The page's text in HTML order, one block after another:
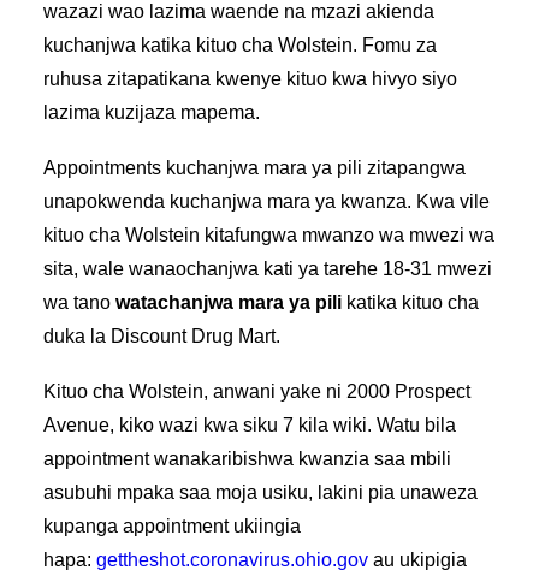
wazazi wao lazima waende na mzazi akienda
kuchanjwa katika kituo cha Wolstein. Fomu za
ruhusa zitapatikana kwenye kituo kwa hivyo siyo
lazima kuzijaza mapema.
Appointments kuchanjwa mara ya pili zitapangwa
unapokwenda kuchanjwa mara ya kwanza. Kwa vile
kituo cha Wolstein kitafungwa mwanzo wa mwezi wa
sita, wale wanaochanjwa kati ya tarehe 18-31 mwezi
wa tano watachanjwa mara ya pili katika kituo cha
duka la Discount Drug Mart.
Kituo cha Wolstein, anwani yake ni 2000 Prospect
Avenue, kiko wazi kwa siku 7 kila wiki. Watu bila
appointment wanakaribishwa kwanzia saa mbili
asubuhi mpaka saa moja usiku, lakini pia unaweza
kupanga appointment ukiingia
hapa: gettheshot.coronavirus.ohio.gov au ukipigia